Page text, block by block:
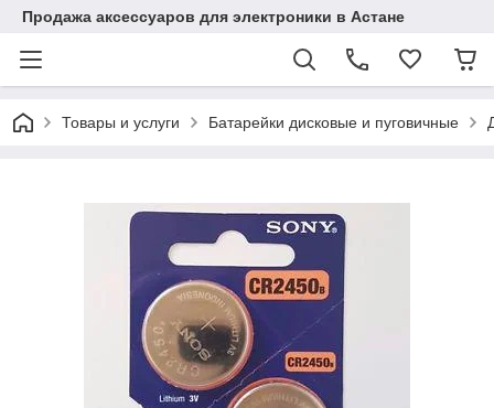
Продажа аксессуаров для электроники в Астане
Товары и услуги Батарейки дисковые и пуговичные